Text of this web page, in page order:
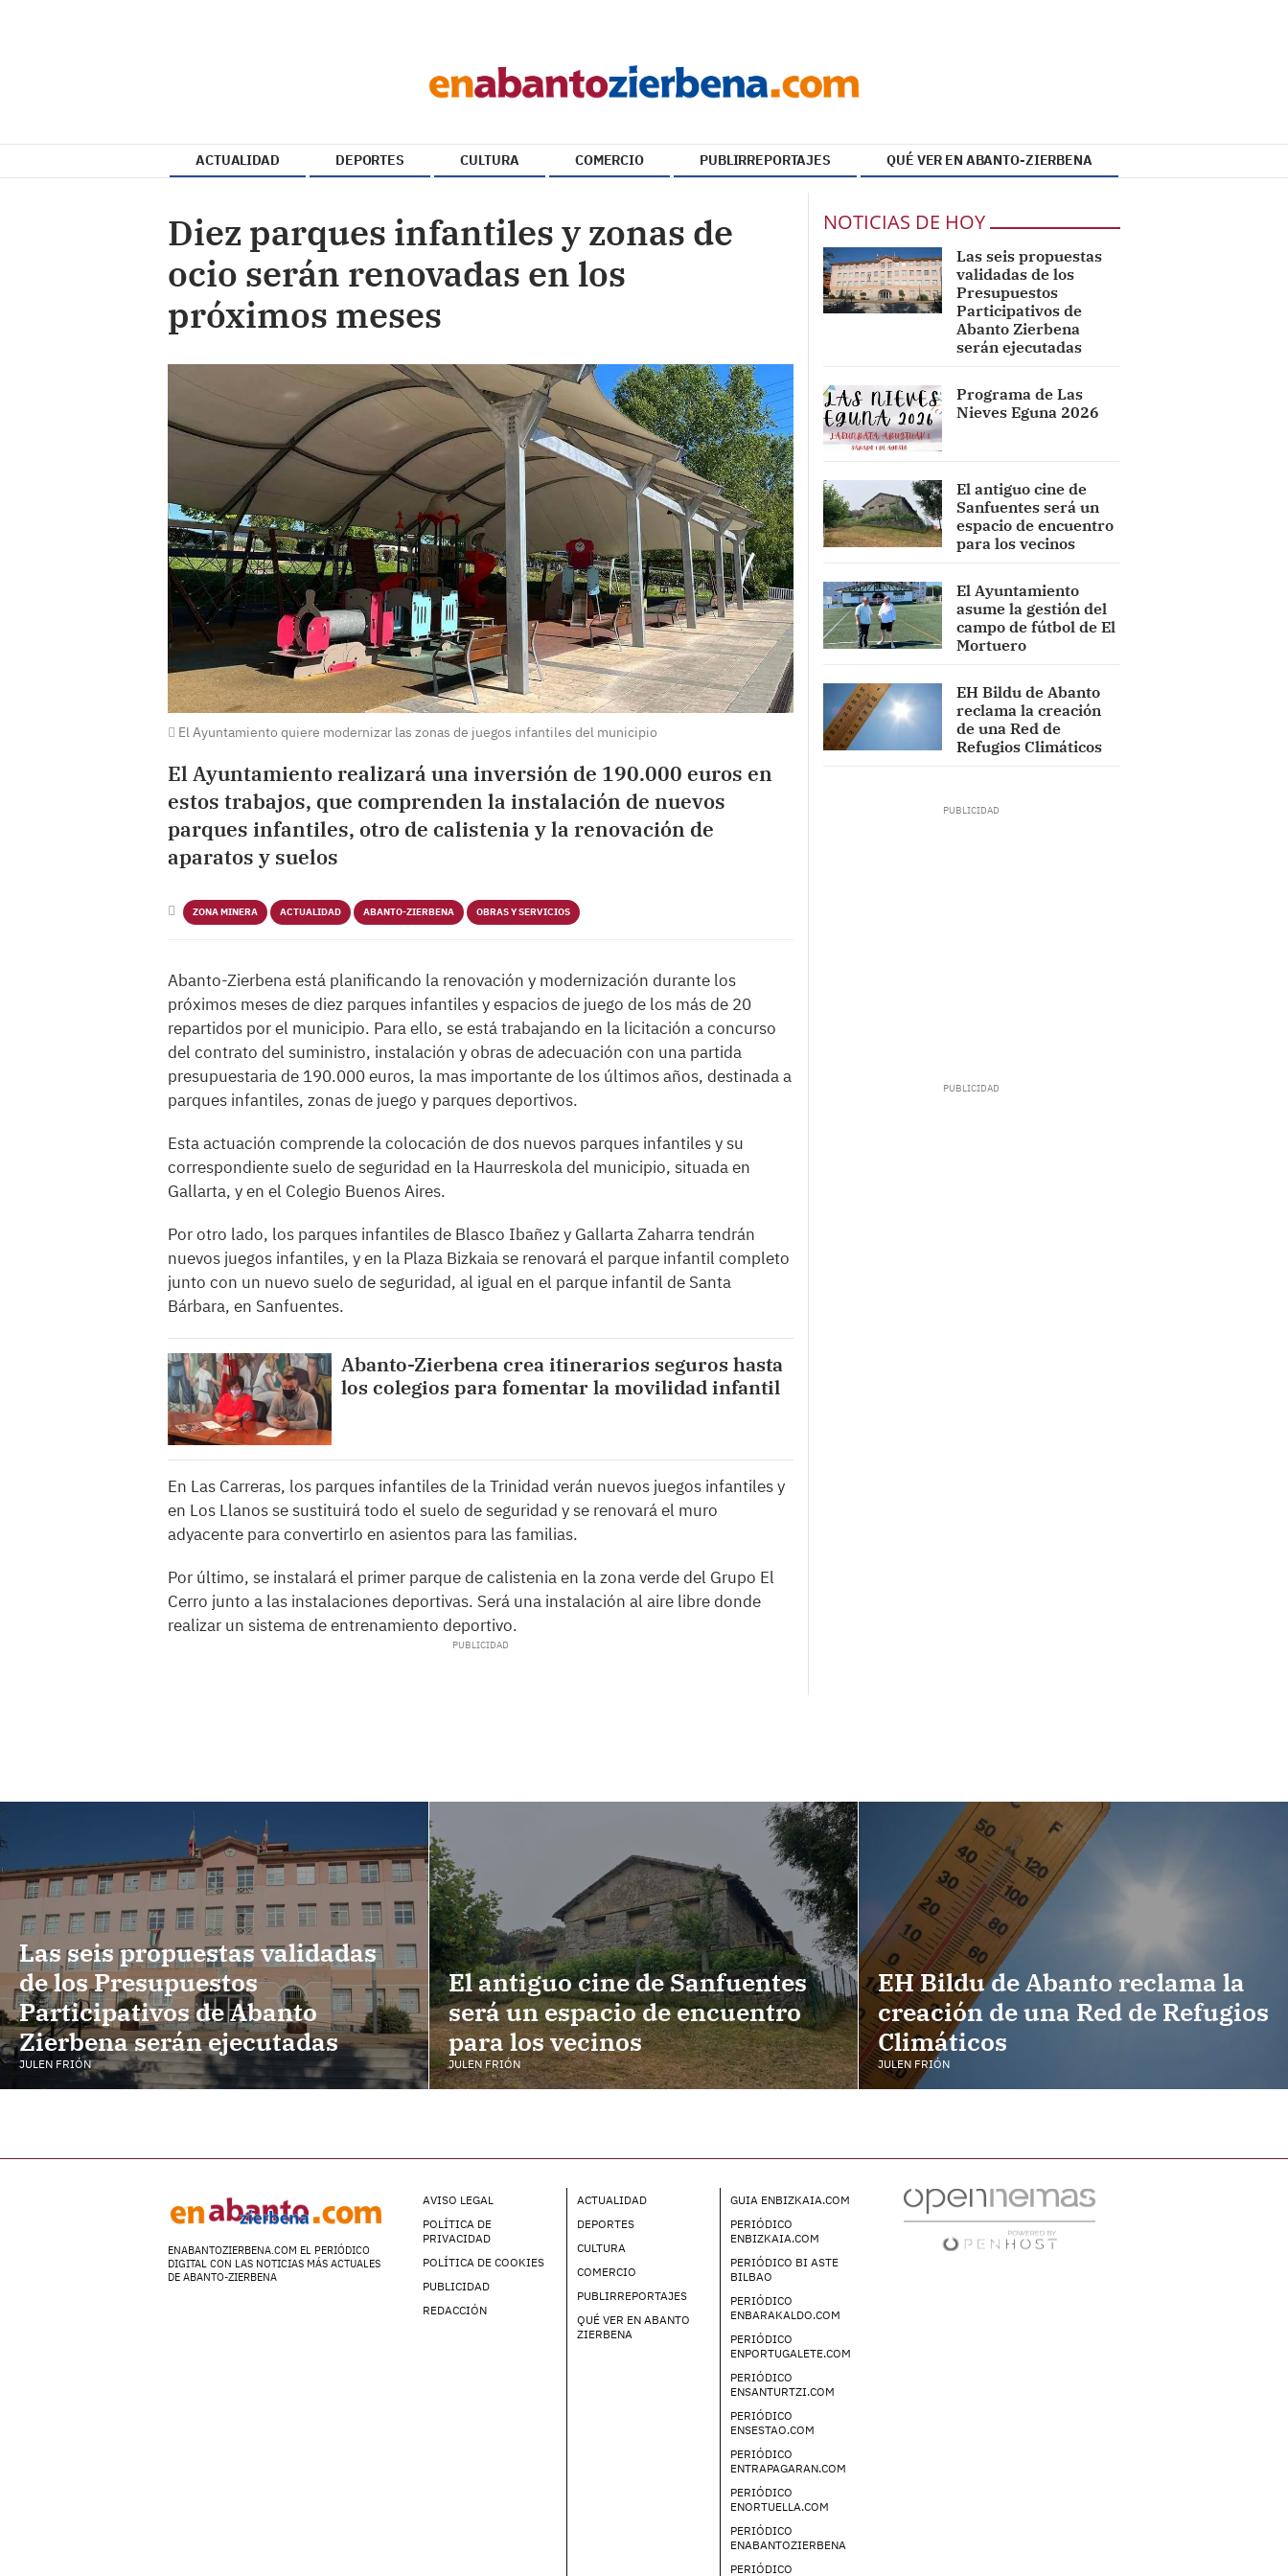
ACTUALIDAD DEPORTES CULTURA COMERCIO PUBLIRREPORTAJES QUÉ VER EN ABANTO-ZIERBENA
Diez parques infantiles y zonas de
ocio serán renovadas en los
próximos meses
El Ayuntamiento quiere modernizar las zonas de juegos infantiles del municipio
El Ayuntamiento realizará una inversión de 190.000 euros en
estos trabajos, que comprenden la instalación de nuevos
parques infantiles, otro de calistenia y la renovación de
aparatos y suelos
ZONA MINERA ACTUALIDAD ABANTO-ZIERBENA OBRAS Y SERVICIOS
Abanto-Zierbena está planificando la renovación y modernización durante los
próximos meses de diez parques infantiles y espacios de juego de los más de 20
repartidos por el municipio. Para ello, se está trabajando en la licitación a concurso
del contrato del suministro, instalación y obras de adecuación con una partida
presupuestaria de 190.000 euros, la mas importante de los últimos años, destinada a
parques infantiles, zonas de juego y parques deportivos.
Esta actuación comprende la colocación de dos nuevos parques infantiles y su
correspondiente suelo de seguridad en la Haurreskola del municipio, situada en
Gallarta, y en el Colegio Buenos Aires.
Por otro lado, los parques infantiles de Blasco Ibañez y Gallarta Zaharra tendrán
nuevos juegos infantiles, y en la Plaza Bizkaia se renovará el parque infantil completo
junto con un nuevo suelo de seguridad, al igual en el parque infantil de Santa
Bárbara, en Sanfuentes.
Abanto-Zierbena crea itinerarios seguros hasta
los colegios para fomentar la movilidad infantil
En Las Carreras, los parques infantiles de la Trinidad verán nuevos juegos infantiles y
en Los Llanos se sustituirá todo el suelo de seguridad y se renovará el muro
adyacente para convertirlo en asientos para las familias.
Por último, se instalará el primer parque de calistenia en la zona verde del Grupo El
Cerro junto a las instalaciones deportivas. Será una instalación al aire libre donde
realizar un sistema de entrenamiento deportivo.
NOTICIAS DE HOY
Las seis propuestas
validadas de los
Presupuestos
Participativos de
Abanto Zierbena
serán ejecutadas
Programa de Las
Nieves Eguna 2026
El antiguo cine de
Sanfuentes será un
espacio de encuentro
para los vecinos
El Ayuntamiento
asume la gestión del
campo de fútbol de El
Mortuero
EH Bildu de Abanto
reclama la creación
de una Red de
Refugios Climáticos
Las seis propuestas validadas
de los Presupuestos
Participativos de Abanto
Zierbena serán ejecutadas
JULEN FRIÓN
El antiguo cine de Sanfuentes
será un espacio de encuentro
para los vecinos
JULEN FRIÓN
EH Bildu de Abanto reclama la
creación de una Red de Refugios
Climáticos
JULEN FRIÓN
ENABANTOZIERBENA.COM EL PERIÓDICO
DIGITAL CON LAS NOTICIAS MÁS ACTUALES
DE ABANTO-ZIERBENA
AVISO LEGAL
POLÍTICA DE
PRIVACIDAD
POLÍTICA DE COOKIES
PUBLICIDAD
REDACCIÓN
ACTUALIDAD
DEPORTES
CULTURA
COMERCIO
PUBLIRREPORTAJES
QUÉ VER EN ABANTO
ZIERBENA
GUIA ENBIZKAIA.COM
PERIÓDICO
ENBIZKAIA.COM
PERIÓDICO BI ASTE
BILBAO
PERIÓDICO
ENBARAKALDO.COM
PERIÓDICO
ENPORTUGALETE.COM
PERIÓDICO
ENSANTURTZI.COM
PERIÓDICO
ENSESTAO.COM
PERIÓDICO
ENTRAPAGARAN.COM
PERIÓDICO
ENORTUELLA.COM
PERIÓDICO
ENABANTOZIERBENA
PERIÓDICO